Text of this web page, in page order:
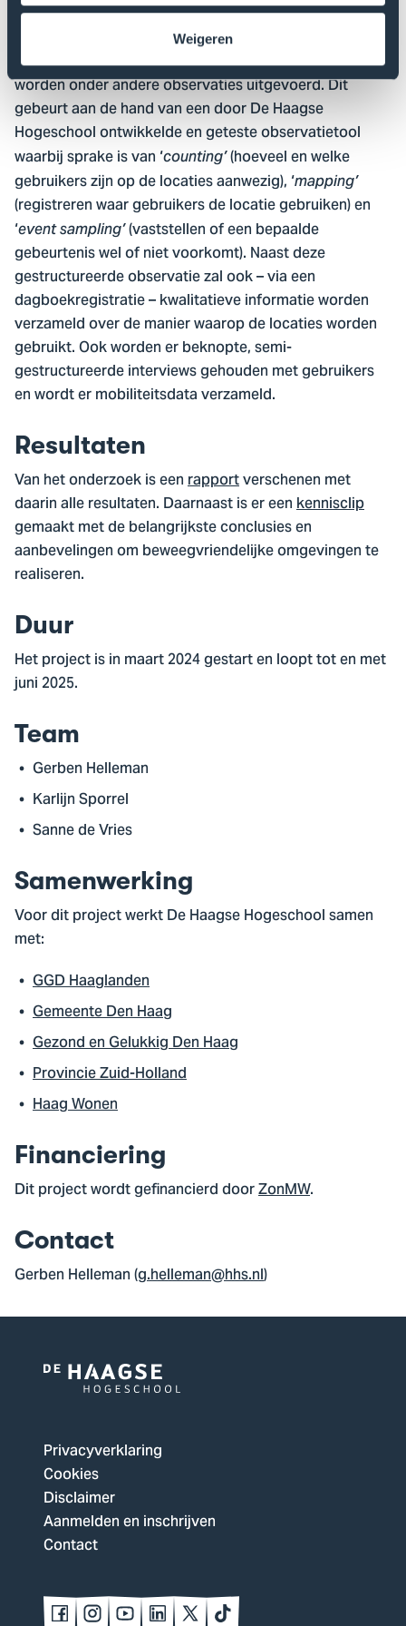
Weigeren
Om inzicht te krijgen in het gebruik op deze locaties,
worden onder andere observaties uitgevoerd. Dit
gebeurt aan de hand van een door De Haagse
Hogeschool ontwikkelde en geteste observatietool
waarbij sprake is van ‘counting’(hoeveel en welke
gebruikers zijn op de locaties aanwezig), ‘mapping’
(registreren waar gebruikers de locatie gebruiken) en
‘event sampling’(vaststellen of een bepaalde
gebeurtenis wel of niet voorkomt). Naast deze
gestructureerde observatie zal ook – via een
dagboekregistratie – kwalitatieve informatie worden
verzameld over de manier waarop de locaties worden
gebruikt. Ook worden er beknopte, semi-
gestructureerde interviews gehouden met gebruikers
en wordt er mobiliteitsdata verzameld.
Resultaten
Van het onderzoek is eenrapportverschenen met
daarin alle resultaten. Daarnaast is er eenkennisclip
gemaakt met de belangrijkste conclusies en
aanbevelingen om beweegvriendelijke omgevingen te
realiseren.
Duur
Het project is in maart 2024 gestart en loopt tot en met
juni 2025.
Team
Gerben Helleman
Karlijn Sporrel
Sanne de Vries
Samenwerking
Voor dit project werkt De Haagse Hogeschool samen
met:
GGD Haaglanden
Gemeente Den Haag
Gezond en Gelukkig Den Haag
Provincie Zuid-Holland
Haag Wonen
Financiering
Dit project wordt gefinancierd doorZonMW.
Contact
Gerben Helleman (g.helleman@hhs.nl)
Logo
De
Haagse
Hogeschool,
ga
naar
de
Privacyverklaring
Cookies
Disclaimer
Aanmelden en inschrijven
Contact
Volg Volg Volg Volg Volg Volg